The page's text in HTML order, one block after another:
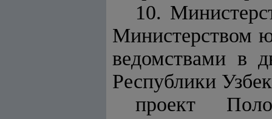
10.
Министерством
ведомствами в
Республики
проект